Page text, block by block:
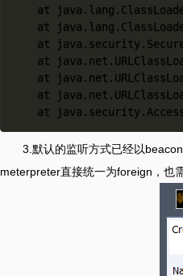
at
at
at
at
at
at
3.默认的监听方式已经以
meterpreter直接统一为foreign，也